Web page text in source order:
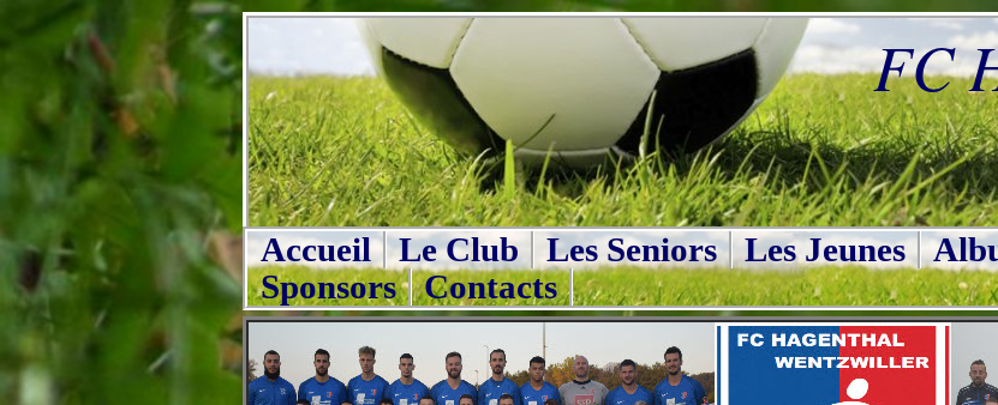
FC
Accueil Le Club Les Seniors Les Jeunes
Sponsors
Contacts